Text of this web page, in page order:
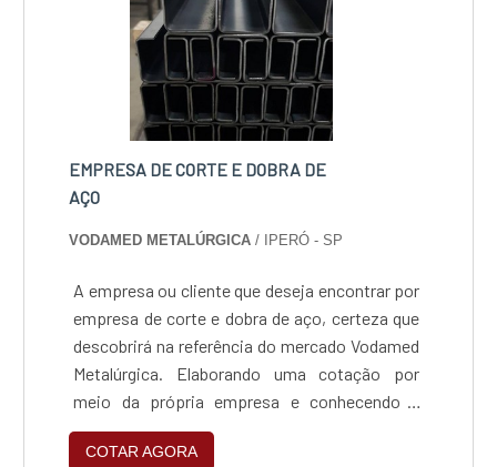
EMPRESA DE CORTE E DOBRA DE
AÇO
VODAMED METALÚRGICA / IPERÓ - SP
A empresa ou cliente que deseja encontrar por
empresa de corte e dobra de aço, certeza que
descobrirá na referência do mercado Vodamed
Metalúrgica. Elaborando uma cotação por
meio da própria empresa e conhecendo a
organização mais competente do ramo.
Quando o tema é empresa de corte e dobra de
COTAR AGORA